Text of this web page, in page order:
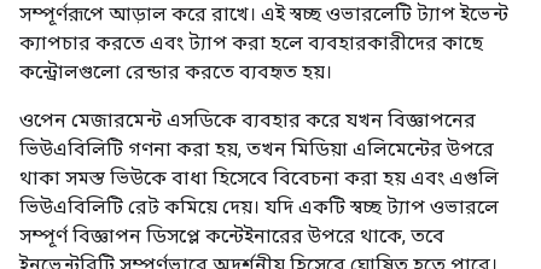
সম্পূর্ণরূপে আড়াল করে রাখে। এই স্বচ্ছ ওভারলেটি ট্যাপ ইভেন্ট
ক্যাপচার করতে এবং ট্যাপ করা হলে ব্যবহারকারীদের কাছে
কন্ট্রোলগুলো রেন্ডার করতে ব্যবহৃত হয়।
ওপেন মেজারমেন্ট এসডিকে ব্যবহার করে যখন বিজ্ঞাপনের
ভিউএবিলিটি গণনা করা হয়, তখন মিডিয়া এলিমেন্টের উপরে
থাকা সমস্ত ভিউকে বাধা হিসেবে বিবেচনা করা হয় এবং এগুলি
ভিউএবিলিটি রেট কমিয়ে দেয়। যদি একটি স্বচ্ছ ট্যাপ ওভারলে
সম্পূর্ণ বিজ্ঞাপন ডিসপ্লে কন্টেইনারের উপরে থাকে, তবে
ইনভেন্টরিটি সম্পূর্ণভাবে অদর্শনীয় হিসেবে ঘোষিত হতে পারে।